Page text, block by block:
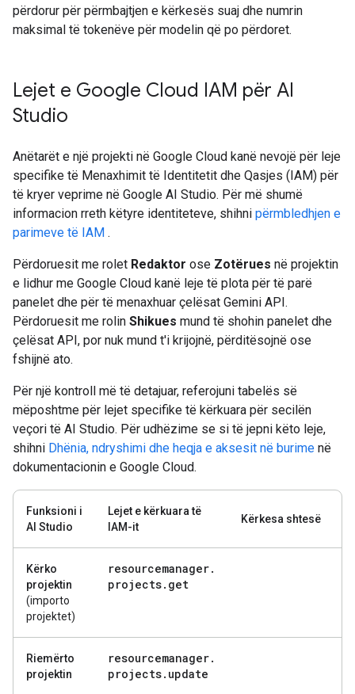
përdorur për përmbajtjen e kërkesës suaj dhe numrin
maksimal të tokenëve për modelin që po përdoret.
Lejet e Google Cloud IAM për AI
Studio
Anëtarët e një projekti në Google Cloud kanë nevojë për leje
specifike të Menaxhimit të Identitetit dhe Qasjes (IAM) për
të kryer veprime në Google AI Studio. Për më shumë
informacion rreth këtyre identiteteve, shihni përmbledhjen e
parimeve të IAM .
Përdoruesit me rolet Redaktor ose Zotërues në projektin
e lidhur me Google Cloud kanë leje të plota për të parë
panelet dhe për të menaxhuar çelësat Gemini API.
Përdoruesit me rolin Shikues mund të shohin panelet dhe
çelësat API, por nuk mund t'i krijojnë, përditësojnë ose
fshijnë ato.
Për një kontroll më të detajuar, referojuni tabelës së
mëposhtme për lejet specifike të kërkuara për secilën
veçori të AI Studio. Për udhëzime se si të jepni këto leje,
shihni Dhënia, ndryshimi dhe heqja e aksesit në burime në
dokumentacionin e Google Cloud.
Funksioni i
AI Studio
Lejet e kërkuara të
IAM-it
Kërkesa shtesë
Kërko
projektin
(importo
projektet)
resourcemanager.
projects. get
Riemërto
projektin
resourcemanager.
projects. update